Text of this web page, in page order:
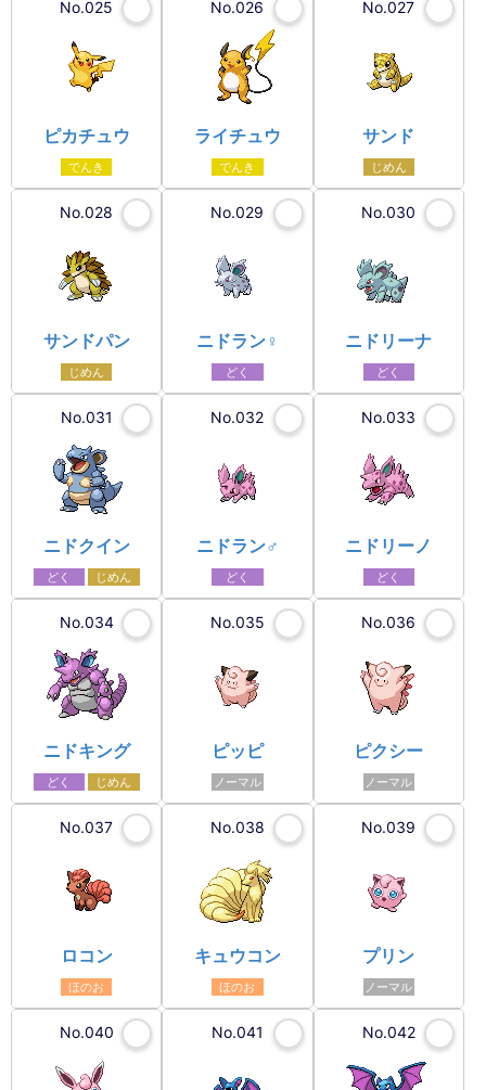
No.025
ピカチュウ
でんき
No.026
ライチュウ
でんき
No.027
サンド
じめん
No.028
サンドパン
じめん
No.029
ニドラン♀
どく
No.030
ニドリーナ
どく
No.031
ニドクイン
どく じめん
No.032
ニドラン♂
どく
No.033
ニドリーノ
どく
No.034
ニドキング
どく じめん
No.035
ピッピ
ノーマル
No.036
ピクシー
ノーマル
No.037
ロコン
ほのお
No.038
キュウコン
ほのお
No.039
プリン
ノーマル
No.040 No.041 No.042